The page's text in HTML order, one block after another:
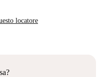
locatore